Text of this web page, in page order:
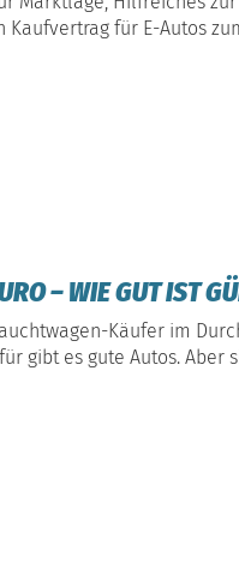
Kaufvertrag für E-Autos
– WIE GUT IST
Käufer im
gibt es gute Autos. Aber